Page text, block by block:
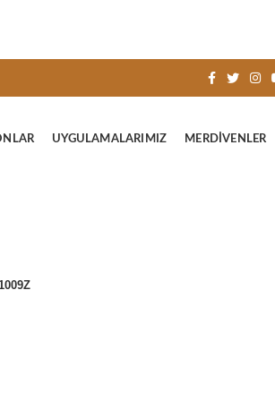
UYGULAMALARIMIZ MERDIVENLER